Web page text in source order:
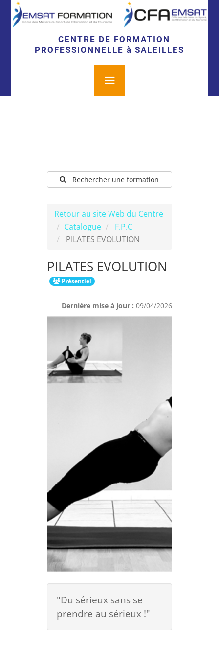
CENTRE DE FORMATION
PROFESSIONNELLE à SALEILLES
a
Rechercher une formation
Retour au site Web du Centre
Catalogue
F.P.C
PILATES EVOLUTION
PILATES EVOLUTION
Présentiel
Dernière mise à jour :09/04/2026
"Du sérieux sans se
prendre au sérieux !"